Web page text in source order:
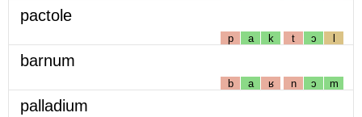
pactole
p a k t ɔ l
barnum
b a ʁ n ɔ m
palladium